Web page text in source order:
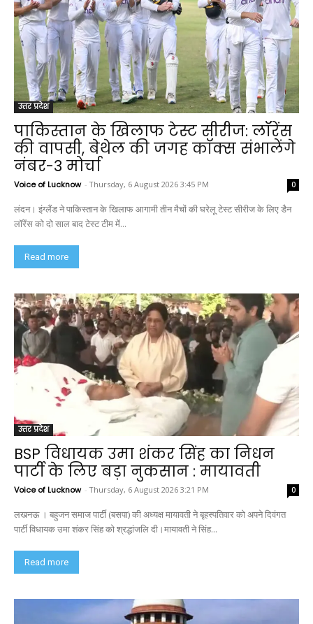
उत्तर प्रदेश
पाकिस्तान के खिलाफ टेस्ट सीरीज: लॉरेंस
की वापसी, बेथेल की जगह कॉक्स संभालेंगे
नंबर-3 मोर्चा
Voice of Lucknow - Thursday, 6 August 2026 3:45 PM 0
लंदन। इंग्लैंड ने पाकिस्तान के खिलाफ आगामी तीन मैचों की घरेलू टेस्ट सीरीज के लिए डैन
लॉरेंस को दो साल बाद टेस्ट टीम में...
Read more
उत्तर प्रदेश
BSP विधायक उमा शंकर सिंह का निधन
पार्टी के लिए बड़ा नुकसान : मायावती
Voice of Lucknow - Thursday, 6 August 2026 3:21 PM 0
लखनऊ । बहुजन समाज पार्टी (बसपा) की अध्यक्ष मायावती ने बृहस्पतिवार को अपने दिवंगत
पार्टी विधायक उमा शंकर सिंह को श्रद्धांजलि दी।मायावती ने सिंह...
Read more